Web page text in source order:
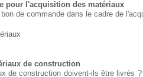
pour l'acquisition des matériaux
de commande dans le cadre de
de construction
de construction doivent-ils être livrés